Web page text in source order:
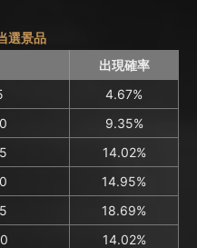
選景品
出現確率
4.67%
9.35%
14.02%
14.95%
18.69%
14.02%